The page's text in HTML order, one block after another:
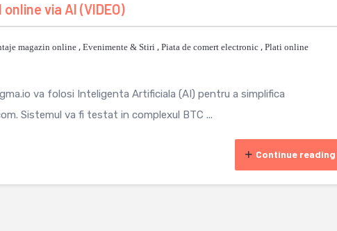
via AI (VIDEO)
magazin online , Evenimente & Stiri , Piata de comert electronic , Plati online
va folosi Inteligenta Artificiala (AI) pentru a simplifica
Sistemul va fi testat in complexul BTC ...
Continue reading